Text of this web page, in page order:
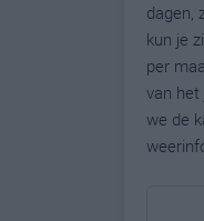
dagen,
kun je
per
van het
we de